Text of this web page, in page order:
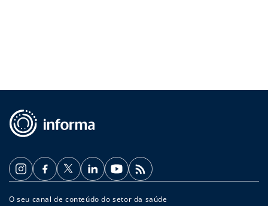
O seu canal de conteúdo do setor da saúde